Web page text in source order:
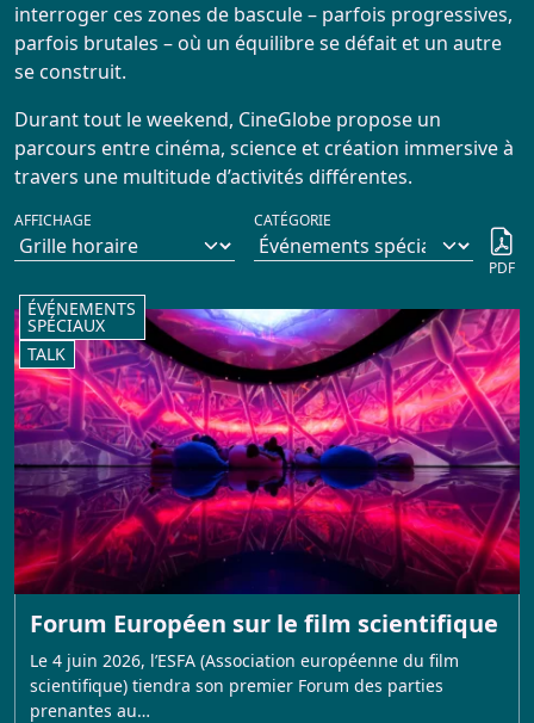
interroger ces zones de bascule – parfois progressives,
parfois brutales – où un équilibre se défait et un autre
se construit.
Durant tout le weekend, CineGlobe propose un
parcours entre cinéma, science et création immersive à
travers une multitude d’activités différentes.
AFFICHAGE CATÉGORIE
PDF
ÉVÉNEMENTS
SPÉCIAUX
TALK
Forum Européen sur le film scientifique
Le 4 juin 2026, l’ESFA (Association européenne du film
scientifique) tiendra son premier Forum des parties
prenantes au…
Réservation
Actualités
Répertoire